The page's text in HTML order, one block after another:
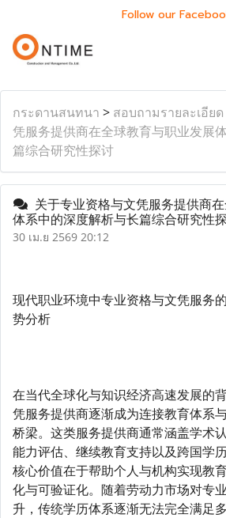
Follow our
กระดานสนทนา > สอบถามรายละเอียด
凭服务提供商在全球教育与职业发展
篇综合研究性探讨
关于专业资格与文凭服务提供商
体系中的深度解析与长篇综合研究性
30 เม.ย 2569 20:12
现代职业环境中专业资格与文凭服务
势分析
在当代全球化与知识经济高速发展的
凭服务提供商逐渐成为连接教育体系
桥梁。这类服务提供商通常涵盖学术
能力评估、继续教育支持以及跨国学
核心价值在于帮助个人与机构实现教
化与可验证化。随着劳动力市场对专
升，传统学历体系逐渐无法完全满足